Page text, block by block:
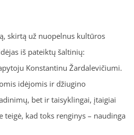
skirtą už nuopelnus kultūros
iš pateiktų šaltinių:
Konstantinu Žardalevičiumi.
idėjomis ir džiugino
bet ir taisyklingai, įtaigiai
kad toks renginys – naudinga